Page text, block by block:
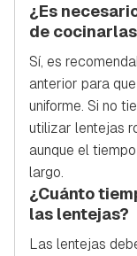
¿Es
de
Sí, es
anterior para
uniforme. Si no
utilizar lentejas
aunque el
largo.
¿Cuánto
las lentejas?
Las lentejas